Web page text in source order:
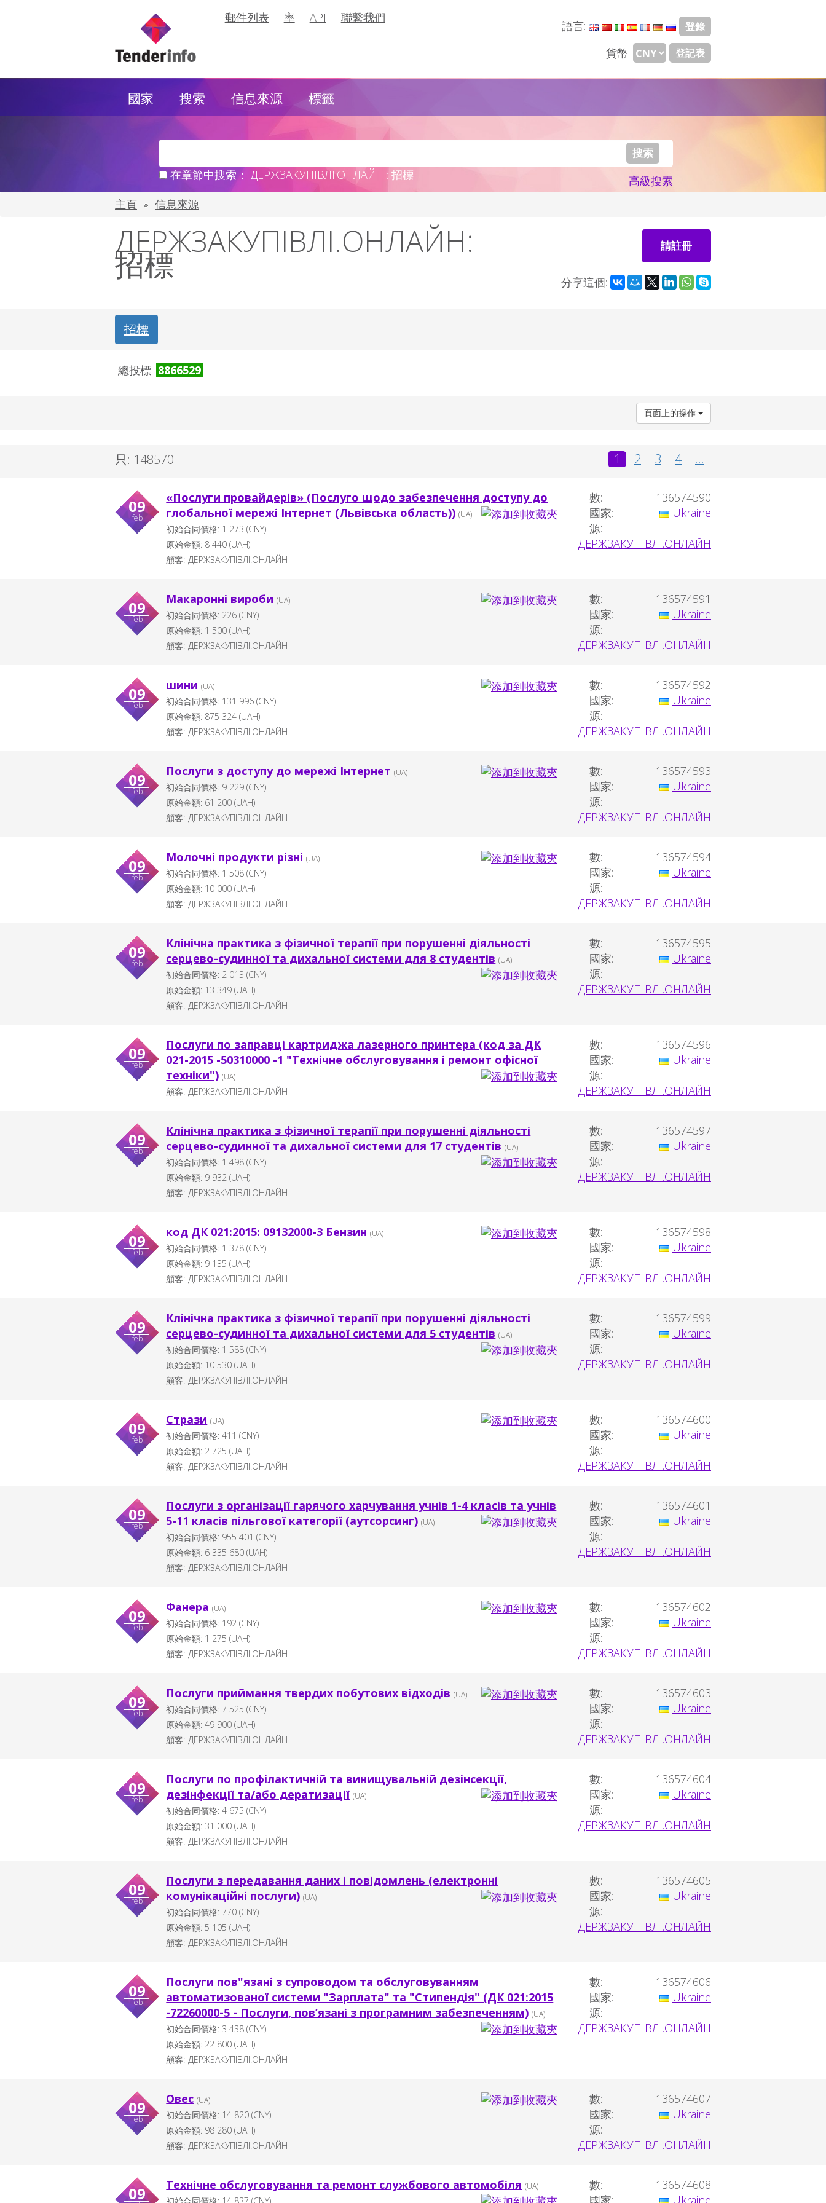
郵件列表 率 API 聯繫我們
語言: 登錄
貨幣: 登記表
國家 搜索 信息來源 標籤
在章節中搜索： ДЕРЖЗАКУПІВЛІ.ОНЛАЙН : 招標
高級搜索
主頁
信息來源
ДЕРЖЗАКУПІВЛІ.ОНЛАЙН:
招標 請註冊
分享這個:
招標
總投標: 8866529
頁面上的操作
只: 148570 1 2 3 4 ...
09
feb
«Послуги провайдерів» (Послуго щодо забезпечення доступу до
глобальної мережі Інтернет (Львівська область)) (UA)
初始合同價格: 1 273 (CNY)
原始金額: 8 440 (UAH)
顧客: ДЕРЖЗАКУПІВЛІ.ОНЛАЙН
數:
136574590
國家:
Ukraine
源:
ДЕРЖЗАКУПІВЛІ.ОНЛАЙН
09
feb
Макаронні вироби (UA)
初始合同價格: 226 (CNY)
原始金額: 1 500 (UAH)
顧客: ДЕРЖЗАКУПІВЛІ.ОНЛАЙН
數:
136574591
國家:
Ukraine
源:
ДЕРЖЗАКУПІВЛІ.ОНЛАЙН
09
feb
шини (UA)
初始合同價格: 131 996 (CNY)
原始金額: 875 324 (UAH)
顧客: ДЕРЖЗАКУПІВЛІ.ОНЛАЙН
數:
136574592
國家:
Ukraine
源:
ДЕРЖЗАКУПІВЛІ.ОНЛАЙН
09
feb
Послуги з доступу до мережі Інтернет (UA)
初始合同價格: 9 229 (CNY)
原始金額: 61 200 (UAH)
顧客: ДЕРЖЗАКУПІВЛІ.ОНЛАЙН
數:
136574593
國家:
Ukraine
源:
ДЕРЖЗАКУПІВЛІ.ОНЛАЙН
09
feb
Молочні продукти різні (UA)
初始合同價格: 1 508 (CNY)
原始金額: 10 000 (UAH)
顧客: ДЕРЖЗАКУПІВЛІ.ОНЛАЙН
數:
136574594
國家:
Ukraine
源:
ДЕРЖЗАКУПІВЛІ.ОНЛАЙН
09
feb
Клінічна практика з фізичної терапії при порушенні діяльності
серцево-судинної та дихальної системи для 8 студентів (UA)
初始合同價格: 2 013 (CNY)
原始金額: 13 349 (UAH)
顧客: ДЕРЖЗАКУПІВЛІ.ОНЛАЙН
數:
136574595
國家:
Ukraine
源:
ДЕРЖЗАКУПІВЛІ.ОНЛАЙН
09
feb
Послуги по заправці картриджа лазерного принтера (код за ДК
021-2015 -50310000 -1 "Технічне обслуговування і ремонт офісної
техніки") (UA)
顧客: ДЕРЖЗАКУПІВЛІ.ОНЛАЙН
數:
136574596
國家:
Ukraine
源:
ДЕРЖЗАКУПІВЛІ.ОНЛАЙН
09
feb
Клінічна практика з фізичної терапії при порушенні діяльності
серцево-судинної та дихальної системи для 17 студентів (UA)
初始合同價格: 1 498 (CNY)
原始金額: 9 932 (UAH)
顧客: ДЕРЖЗАКУПІВЛІ.ОНЛАЙН
數:
136574597
國家:
Ukraine
源:
ДЕРЖЗАКУПІВЛІ.ОНЛАЙН
09
feb
код ДК 021:2015: 09132000-3 Бензин (UA)
初始合同價格: 1 378 (CNY)
原始金額: 9 135 (UAH)
顧客: ДЕРЖЗАКУПІВЛІ.ОНЛАЙН
數:
136574598
國家:
Ukraine
源:
ДЕРЖЗАКУПІВЛІ.ОНЛАЙН
09
feb
Клінічна практика з фізичної терапії при порушенні діяльності
серцево-судинної та дихальної системи для 5 студентів (UA)
初始合同價格: 1 588 (CNY)
原始金額: 10 530 (UAH)
顧客: ДЕРЖЗАКУПІВЛІ.ОНЛАЙН
數:
136574599
國家:
Ukraine
源:
ДЕРЖЗАКУПІВЛІ.ОНЛАЙН
09
feb
Стрази (UA)
初始合同價格:411 (CNY)
原始金額: 2 725 (UAH)
顧客: ДЕРЖЗАКУПІВЛІ.ОНЛАЙН
數:
136574600
國家:
Ukraine
源:
ДЕРЖЗАКУПІВЛІ.ОНЛАЙН
09
feb
Послуги з організації гарячого харчування учнів 1-4 класів та учнів
5-11 класів пільгової категорії (аутсорсинг) (UA)
初始合同價格: 955 401 (CNY)
原始金額: 6 335 680 (UAH)
顧客: ДЕРЖЗАКУПІВЛІ.ОНЛАЙН
數:
136574601
國家:
Ukraine
源:
ДЕРЖЗАКУПІВЛІ.ОНЛАЙН
09
feb
Фанера (UA)
初始合同價格: 192 (CNY)
原始金額: 1 275 (UAH)
顧客: ДЕРЖЗАКУПІВЛІ.ОНЛАЙН
數:
136574602
國家:
Ukraine
源:
ДЕРЖЗАКУПІВЛІ.ОНЛАЙН
09
feb
Послуги приймання твердих побутових відходів (UA)
初始合同價格:7 525 (CNY)
原始金額:49 900 (UAH)
顧客: ДЕРЖЗАКУПІВЛІ.ОНЛАЙН
數:
136574603
國家:
Ukraine
源:
ДЕРЖЗАКУПІВЛІ.ОНЛАЙН
09
feb
Послуги по профілактичній та винищувальній дезінсекції,
дезінфекції та/або дератизації (UA)
初始合同價格:4 675 (CNY)
原始金額: 31 000 (UAH)
顧客: ДЕРЖЗАКУПІВЛІ.ОНЛАЙН
數:
136574604
國家:
Ukraine
源:
ДЕРЖЗАКУПІВЛІ.ОНЛАЙН
09
feb
Послуги з передавання даних і повідомлень (електронні
комунікаційні послуги) (UA)
初始合同價格:770 (CNY)
原始金額: 5 105 (UAH)
顧客: ДЕРЖЗАКУПІВЛІ.ОНЛАЙН
數:
136574605
國家:
Ukraine
源:
ДЕРЖЗАКУПІВЛІ.ОНЛАЙН
09
feb
Послуги пов"язані з супроводом та обслуговуванням
автоматизованої системи "Зарплата" та "Стипендія" (ДК 021:2015
-72260000-5 - Послуги, пов’язані з програмним забезпеченням) (UA)
初始合同價格: 3 438 (CNY)
原始金額: 22 800 (UAH)
顧客: ДЕРЖЗАКУПІВЛІ.ОНЛАЙН
數:
136574606
國家:
Ukraine
源:
ДЕРЖЗАКУПІВЛІ.ОНЛАЙН
09
feb
Овес (UA)
初始合同價格: 14 820 (CNY)
原始金額: 98 280 (UAH)
顧客: ДЕРЖЗАКУПІВЛІ.ОНЛАЙН
數:
136574607
國家:
Ukraine
源:
ДЕРЖЗАКУПІВЛІ.ОНЛАЙН
09 Технічне обслуговування та ремонт службового автомобіля (UA) 數:
136574608
國家:
Ukraine